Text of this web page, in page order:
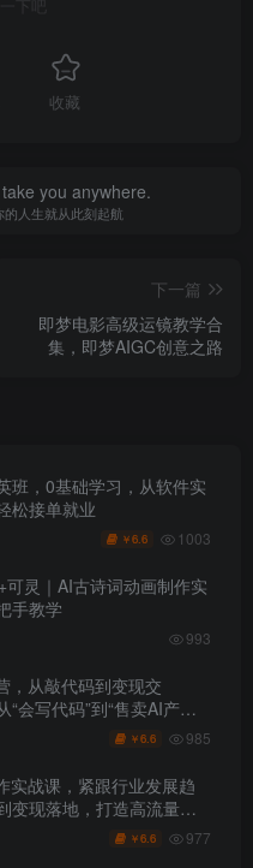
下吧
收藏
you anywhere.
人生就从此刻起航
下一篇
即梦电影高级运镜教学合
集，即梦AIGC创意之路
班，0基础学习，从软件实
松接单就业
￥6.6 1003
可灵｜AI古诗词动画制作实
手教学
993
，从敲代码到变现交
会写代码”到“售卖AI产品
￥6.6 985
实战课，紧跟行业发展趋
变现落地，打造高流量优
￥6.6 977